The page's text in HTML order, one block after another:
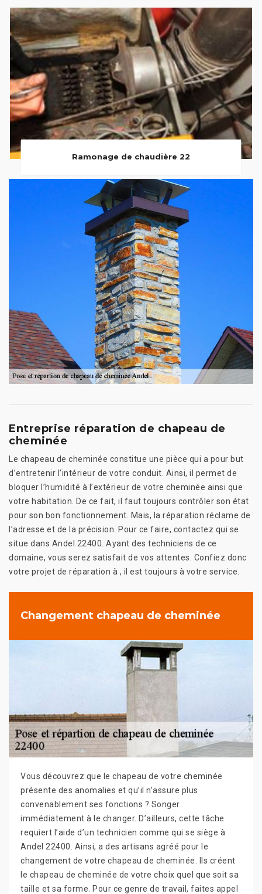
Ramonage de chaudière 22
Entreprise réparation de chapeau de
cheminée
Le chapeau de cheminée constitue une pièce qui a pour but
d’entretenir l’intérieur de votre conduit. Ainsi, il permet de
bloquer l’humidité à l’extérieur de votre cheminée ainsi que
votre habitation. De ce fait, il faut toujours contrôler son état
pour son bon fonctionnement. Mais, la réparation réclame de
l’adresse et de la précision. Pour ce faire, contactez qui se
situe dans Andel 22400. Ayant des techniciens de ce
domaine, vous serez satisfait de vos attentes. Confiez donc
votre projet de réparation à , il est toujours à votre service.
Changement chapeau de cheminée
Vous découvrez que le chapeau de votre cheminée
présente des anomalies et qu’il n’assure plus
convenablement ses fonctions ? Songer
immédiatement à le changer. D’ailleurs, cette tâche
requiert l’aide d’un technicien comme qui se siège à
Andel 22400. Ainsi, a des artisans agréé pour le
changement de votre chapeau de cheminée. Ils créent
le chapeau de cheminée de votre choix quel que soit sa
taille et sa forme. Pour ce genre de travail, faites appel